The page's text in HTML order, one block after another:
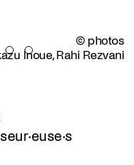
© photos
Inoue, Rahi Rezvani